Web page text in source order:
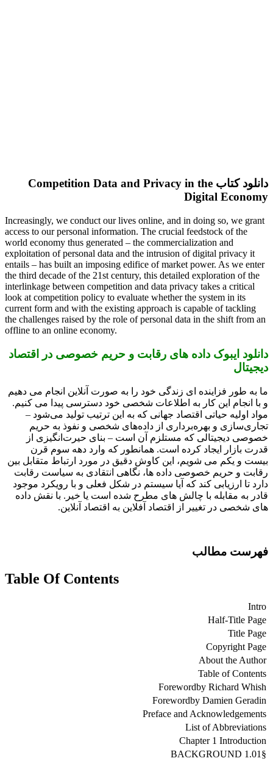
دانلود کتاب Competition Data and Privacy in the
Digital Economy
Increasingly, we conduct our lives online, and in doing so, we grant
access to our personal information. The crucial feedstock of the
world economy thus generated – the commercialization and
exploitation of personal data and the intrusion of digital privacy it
entails – has built an imposing edifice of market power. As we enter
the third decade of the 21st century, this detailed exploration of the
interlinkage between competition and data privacy takes a critical
look at competition policy to evaluate whether the system in its
current form and with the existing approach is capable of tackling
the challenges raised by the role of personal data in the shift from an
offline to an online economy.
دانلود ایبوک داده های رقابت و حریم خصوصی در اقتصاد
دیجیتال
ما به طور فزاینده ای زندگی خود را به صورت آنلاین انجام می دهیم
و با انجام این کار به اطلاعات شخصی خود دسترسی پیدا می کنیم.
مواد اولیه حیاتی اقتصاد جهانی که به این ترتیب تولید می‌شود –
تجاری‌سازی و بهره‌برداری از داده‌های شخصی و نفوذ به حریم
خصوصی دیجیتالی که مستلزم آن است – بنای حیرت‌انگیزی از
قدرت بازار ایجاد کرده است. همانطور که وارد دهه سوم قرن
بیست و یکم می شویم، این کاوش دقیق در مورد ارتباط متقابل بین
رقابت و حریم خصوصی داده ها، نگاهی انتقادی به سیاست رقابت
دارد تا ارزیابی کند که آیا سیستم در شکل فعلی و با رویکرد موجود
قادر به مقابله با چالش های مطرح شده است یا خیر. با نقش داده
های شخصی در تغییر از اقتصاد آفلاین به اقتصاد آنلاین.
فهرست مطالب
Table Of Contents
Intro
Half-Title Page
Title Page
Copyright Page
About the Author
Table of Contents
Forewordby Richard Whish
Forewordby Damien Geradin
Preface and Acknowledgements
List of Abbreviations
Chapter 1 Introduction
§1.01 BACKGROUND